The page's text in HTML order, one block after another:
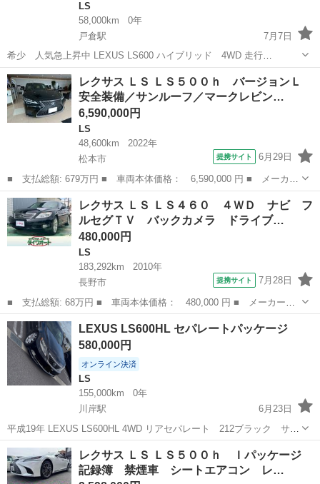
LS
58,000km
0年
戸倉駅
7月7日
希少 人気急上昇中 LEXUS LS600 ハイブリッド 4WD 走行
58,000km 一時抹消済み 車検取得可能
長野 千曲市 戸倉駅 LS LEXUS
レクサス ＬＳ ＬＳ５００ｈ バージョンＬ
安全装備／サンルーフ／マークレビン…
6,590,000円
LS
48,600km
2022年
松本市
提携サイト 6月29日
■ 支払総額: 679万円 ■ 車両本体価格： 6,590,000 円 ■ メーカー
名： レクサス ■ 車種名： ＬＳ ■ グレード名： ＬＳ５００
ｈ バージョンＬ 安全装備／サンルーフ／マークレビンソン／シー
トヒーター／...
長野 松本市 LS
レクサス ＬＳ ＬＳ４６０ ４ＷＤ ナビ フ
ルセグＴＶ バックカメラ ドライブ…
480,000円
LS
183,292km
2010年
長野市
提携サイト 7月28日
■ 支払総額: 68万円 ■ 車両本体価格： 480,000 円 ■ メーカー
名： レクサス ■ 車種名： ＬＳ ■ グレード名： ＬＳ４６０
４ＷＤ ナビ フルセグＴＶ バックカメラ ドライブレコーダー
パワーシート Ｅ...
長野 長野市
LEXUS LS600HL セパレートパッケージ
580,000円
オンライン決済
LS
155,000km
0年
川岸駅
6月23日
平成19年 LEXUS LS600HL 4WD リアセパレート 212ブラック サン
ルーフ コーナーポール フロント、リアハーフスポイラ付き トラ
ンクスポイラ 155000キロ エアサスコントローラー 車検切れ
本気で...
長野 岡谷市 川岸駅
レクサス ＬＳ ＬＳ５００ｈ Ｉパッケージ
記録簿 禁煙車 シートエアコン レ…